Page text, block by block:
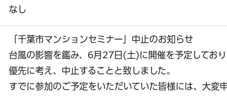
なし
「千葉市マンションセミナー」中止のお知らせ
台風の影響を鑑み、6月27日(土)に開催を予定してお
優先に考え、中止することと致しました。
すでに参加のご予定をいただいていた皆様には、大変